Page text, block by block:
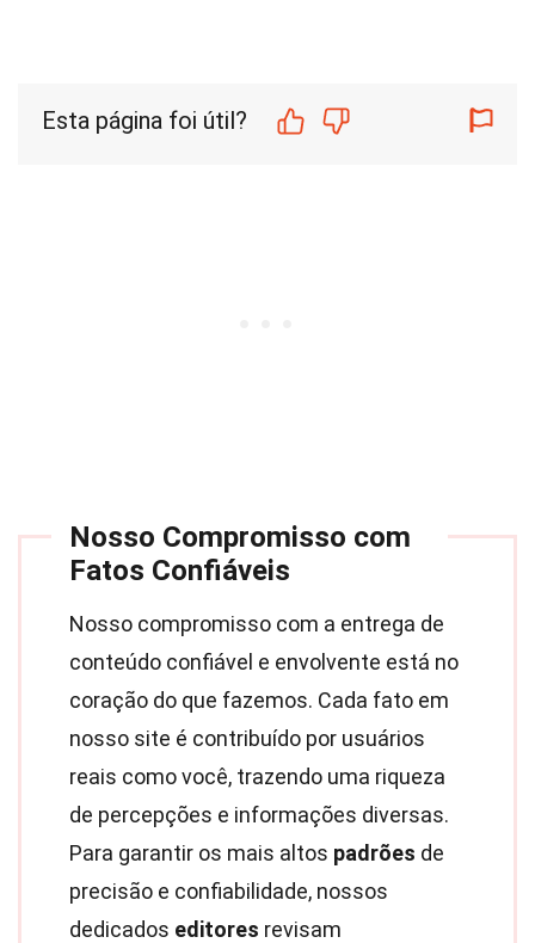
Esta página foi útil?
Nosso Compromisso com
Fatos Confiáveis
Nosso compromisso com a entrega de
conteúdo confiável e envolvente está no
coração do que fazemos. Cada fato em
nosso site é contribuído por usuários
reais como você, trazendo uma riqueza
de percepções e informações diversas.
Para garantir os mais altos padrões de
precisão e confiabilidade, nossos
dedicados editores revisam